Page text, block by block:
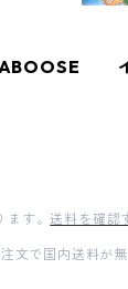
ます。送料を確認
文で国内送料が無